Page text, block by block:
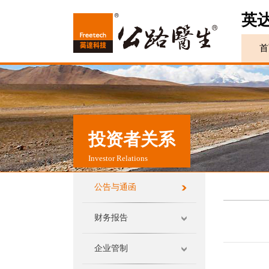
英
投资者关系
Investor Relations
公告与通函
财务报告
企业管制